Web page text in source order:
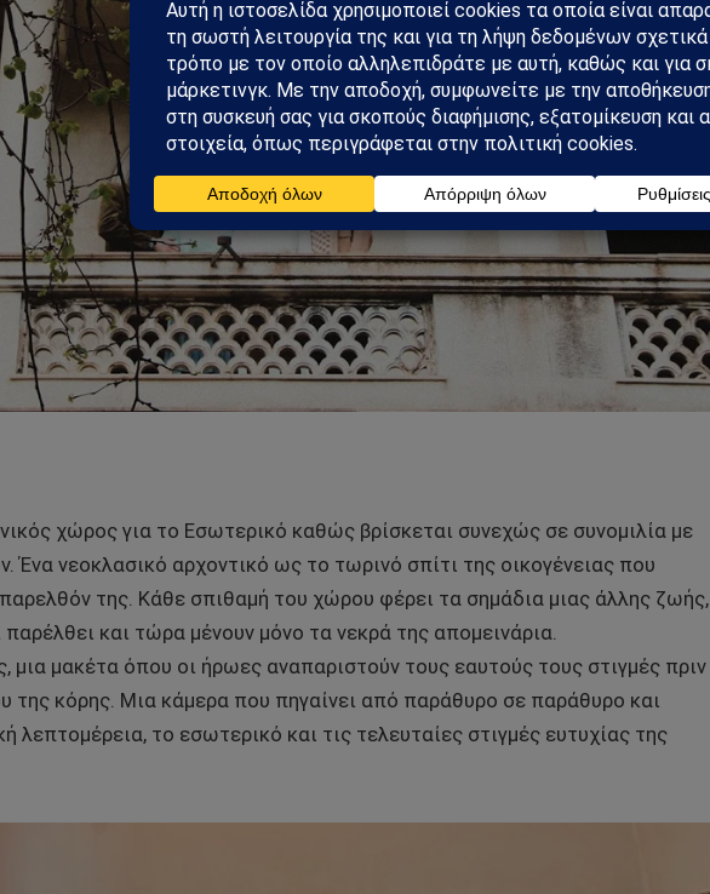
χώρος για το Εσωτερικό καθώς βρίσκεται συνεχώς σε συνομιλία με
νεοκλασικό αρχοντικό ως το τωρινό σπίτι της οικογένειας που
της. Κάθε σπιθαμή του χώρου φέρει τα σημάδια μιας άλλης ζωής,
και τώρα μένουν μόνο τα νεκρά της απομεινάρια.
μια μακέτα όπου οι ήρωες αναπαριστούν τους εαυτούς τους στιγμές πριν
της κόρης. Μια κάμερα που πηγαίνει από παράθυρο σε παράθυρο και
λεπτομέρεια, το εσωτερικό και τις τελευταίες στιγμές ευτυχίας της